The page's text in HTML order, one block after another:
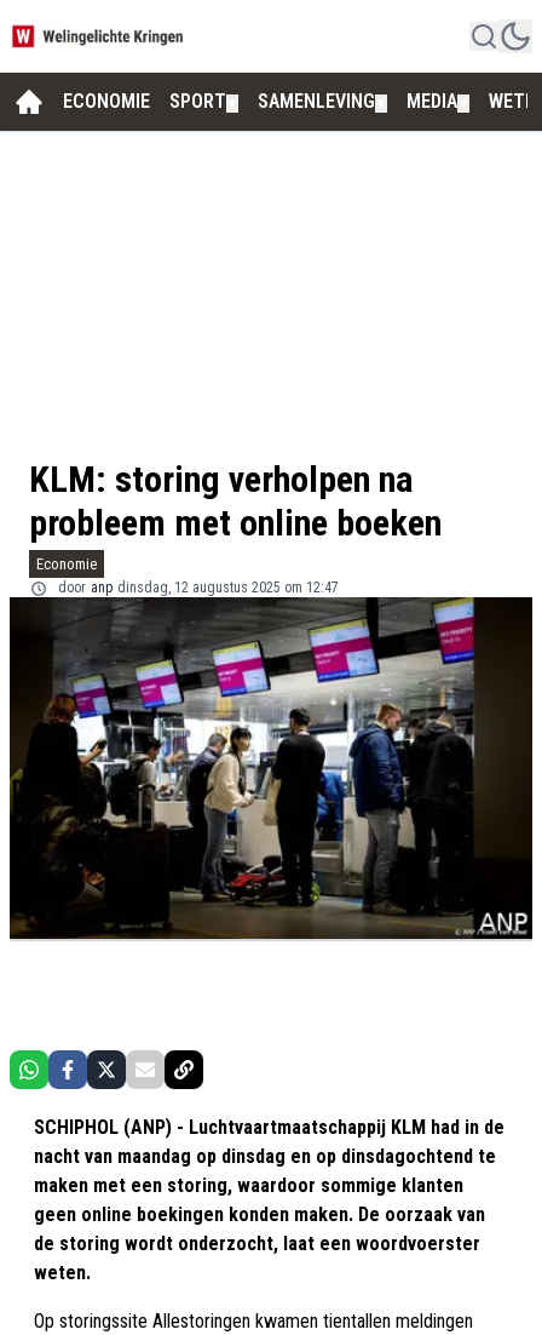
ECONOMIE SPORT SAMENLEVING MEDIA
KLM: storing verholpen na
probleem met online boeken
Economie
door anp dinsdag, 12 augustus 2025 om 12:47
SCHIPHOL (ANP) - Luchtvaartmaatschappij KLM had in de
nacht van maandag op dinsdag en op dinsdagochtend te
maken met een storing, waardoor sommige klanten
geen online boekingen konden maken. De oorzaak van
de storing wordt onderzocht, laat een woordvoerster
weten.
Op storingssite Allestoringen kwamen tientallen meldingen